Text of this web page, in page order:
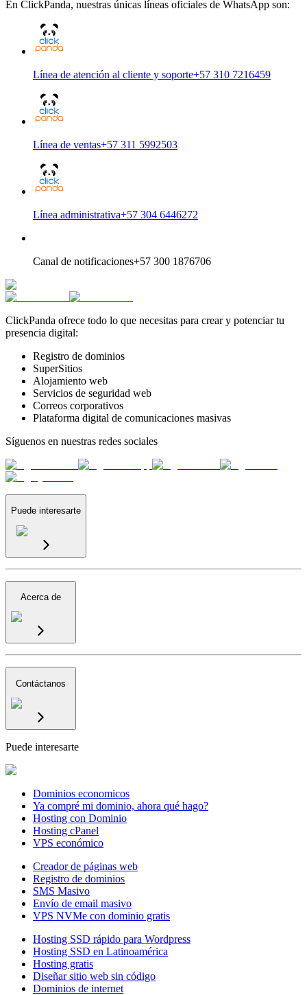
En ClickPanda, nuestras únicas líneas oficiales de WhatsApp son:
Línea de atención al cliente y soporte+57 310 7216459
Línea de ventas+57 311 5992503
Línea administrativa+57 304 6446272
Canal de notificaciones+57 300 1876706
ClickPanda ofrece todo lo que necesitas para crear y potenciar tu
presencia digital:
Registro de dominios
SuperSitios
Alojamiento web
Servicios de seguridad web
Correos corporativos
Plataforma digital de comunicaciones masivas
Síguenos en nuestras redes sociales
Puede interesarte
Acerca de
Contáctanos
Puede interesarte
Dominios economicos
Ya compré mi dominio, ahora qué hago?
Hosting con Dominio
Hosting cPanel
VPS económico
Creador de páginas web
Registro de dominios
SMS Masivo
Envío de email masivo
VPS NVMe con dominio gratis
Hosting SSD rápido para Wordpress
Hosting SSD en Latinoamérica
Hosting gratis
Diseñar sitio web sin código
Dominios de internet